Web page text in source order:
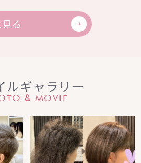
る
& MOVIE
ルギャラリー